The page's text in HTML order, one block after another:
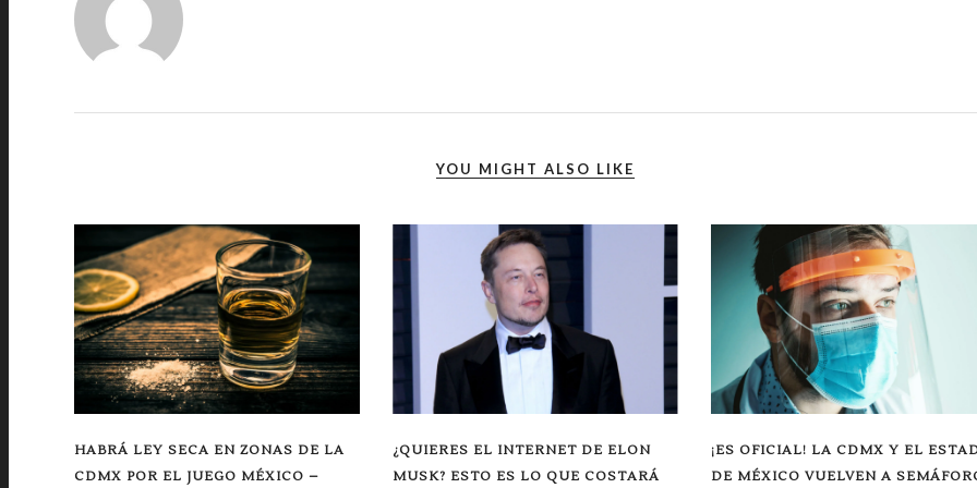
YOU MIGHT ALSO LIKE
HABRÁ LEY SECA EN ZONAS DE LA
CDMX POR EL JUEGO MÉXICO –
¿QUIERES EL INTERNET DE ELON
MUSK? ESTO ES LO QUE COSTARÁ
¡ES OFICIAL! LA CDMX Y EL
DE MÉXICO VUELVEN A